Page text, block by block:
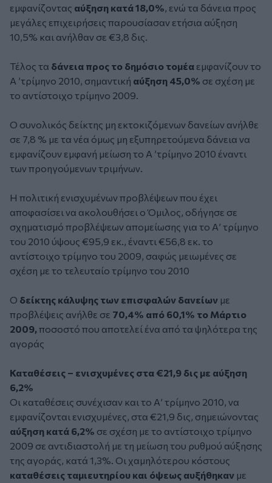
εμφανίζοντας αύξηση κατά 18,0%, ενώ τα δάνεια προς
μεγάλες επιχειρήσεις παρουσίασαν ετήσια αύξηση
10,5% και ανήλθαν σε €3,8 δις.
Τέλος τα δάνεια προς το δημόσιο τομέα εμφανίζουν το
Α ’τρίμηνο 2010, σημαντική αύξηση 45,0% σε σχέση με
το αντίστοιχο τρίμηνο 2009.
Ο συνολικός δείκτης μη εκτοκιζόμενων δανείων ανήλθε
σε 7,8 % με τα νέα όμως μη εξυπηρετούμενα δάνεια να
εμφανίζουν εμφανή μείωση το Α ’τρίμηνο 2010 έναντι
των προηγούμενων τριμήνων.
Η πολιτική ενισχυμένων προβλέψεων που έχει
αποφασίσει να ακολουθήσει ο Όμιλος, οδήγησε σε
σχηματισμό προβλέψεων απομείωσης για το Α’ τρίμηνο
του 2010 ύψους €95,9 εκ., έναντι €56,8 εκ. το
αντίστοιχο τρίμηνο του 2009, σαφώς μειωμένες σε
σχέση με το τελευταίο τρίμηνο του 2010
Ο δείκτης κάλυψης των επισφαλών δανείων με
προβλέψεις ανήλθε σε 70,4% από 60,1% το Μάρτιο
2009,ποσοστό που αποτελεί ένα από τα ψηλότερα της
αγοράς
Καταθέσεις – ενισχυμένες στα €21,9 δις με αύξηση
6,2%
Οι καταθέσεις συνέχισαν και το Α’ τρίμηνο 2010, να
εμφανίζονται ενισχυμένες, στα €21,9 δις, σημειώνοντας
αύξηση κατά 6,2% σε σχέση με το αντίστοιχο τρίμηνο
2009 σε αντιδιαστολή με τη μείωση του ρυθμού αύξησης
της αγοράς, κατά 1,3%. Οι χαμηλότερου κόστους
καταθέσεις ταμιευτηρίου και όψεως αυξήθηκαν με